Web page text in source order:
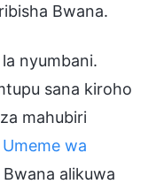
Bwana.
nyumbani.
sana kiroho
mahubiri
Umeme wa
alikuwa